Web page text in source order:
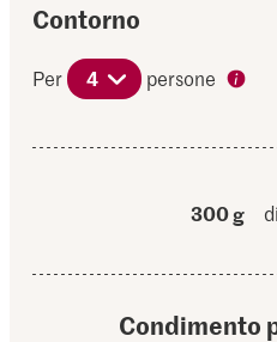
Contorno
Per 4 persone
300 g
Condimento